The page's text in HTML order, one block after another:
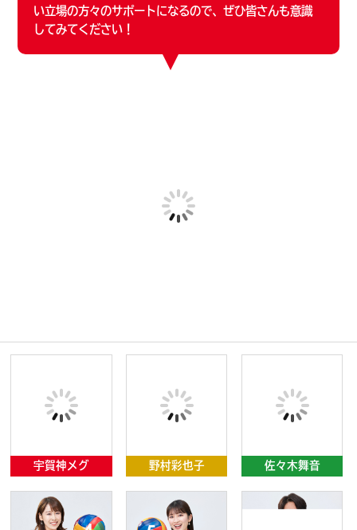
い立場の方々のサポートになるので、ぜひ皆さんも意識
してみてください！
宇賀神メグ 野村彩也子 佐々木舞音